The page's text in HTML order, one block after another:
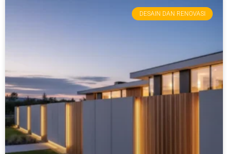
DESAIN DAN RENOVASI